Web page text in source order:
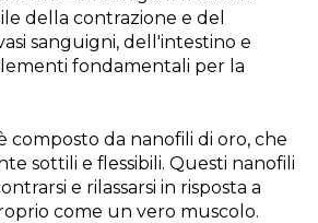
della contrazione e del
sanguigni, dell'intestino e
fondamentali per la
composto da nanofili di oro, che
sottili e flessibili. Questi nanofili
e rilassarsi in risposta a
come un vero muscolo.